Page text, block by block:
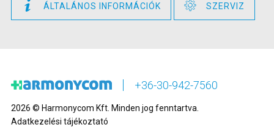
ÁLTALÁNOS INFORMÁCIÓK SZERVIZ
+36-30-942-7560
2026 © Harmonycom Kft. Minden jog fenntartva.
Adatkezelési tájékoztató